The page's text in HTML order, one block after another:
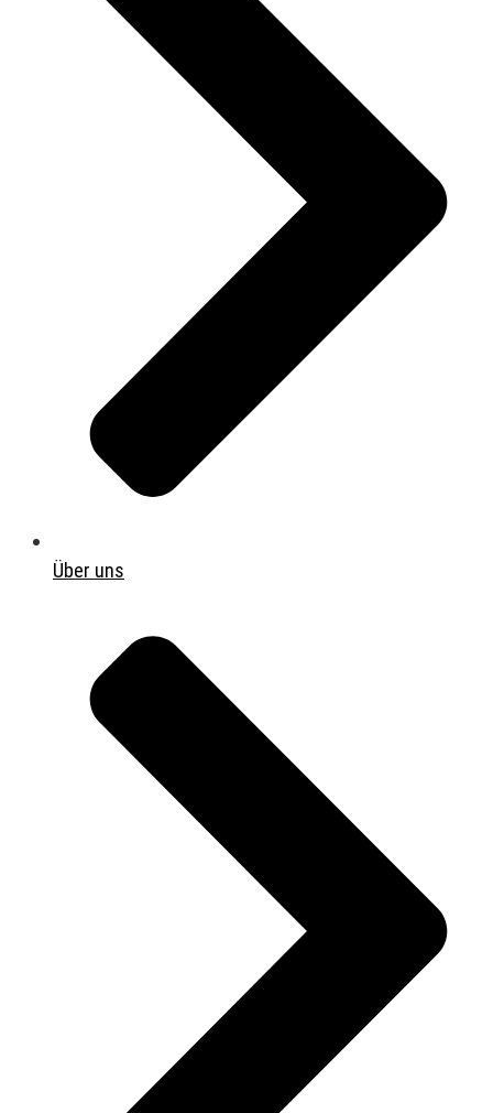
Über uns